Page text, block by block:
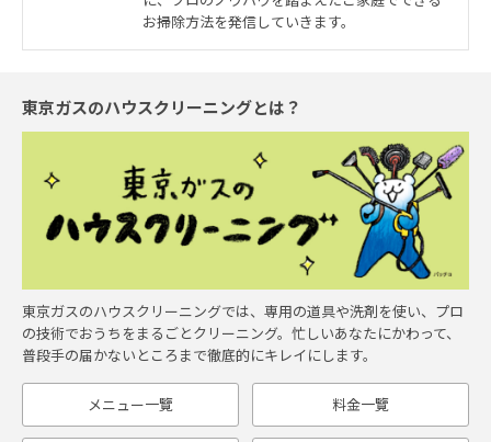
お掃除方法を発信していきます。
東京ガスのハウスクリーニングとは？
東京ガスのハウスクリーニングでは、専用の道具や洗剤を使い、プロ
の技術でおうちをまるごとクリーニング。忙しいあなたにかわって、
普段手の届かないところまで徹底的にキレイにします。
メニュー一覽 料金一覽